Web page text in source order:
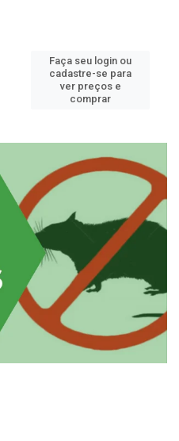
Faça seu login ou
cadastre-se para
ver preços e
comprar